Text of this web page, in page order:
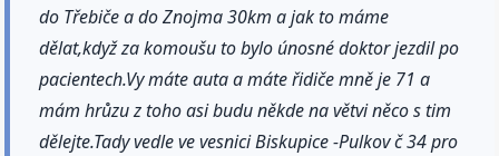
do Třebiče a do Znojma 30km a jak to máme
dělat,když za komoušu to bylo únosné doktor jezdil po
pacientech.Vy máte auta a máte řidiče mně je 71 a
mám hrůzu z toho asi budu někde na větvi něco s tim
dělejte.Tady vedle ve vesnici Biskupice -Pulkov č 34 pro